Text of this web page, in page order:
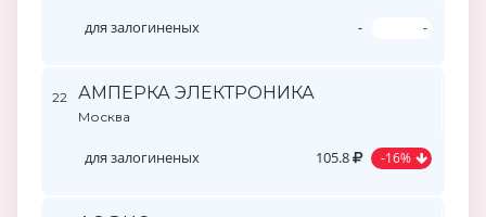
для залогиненых - -
22 АМПЕРКА ЭЛЕКТРОНИКА
Москва
для залогиненых 105.8 -16%